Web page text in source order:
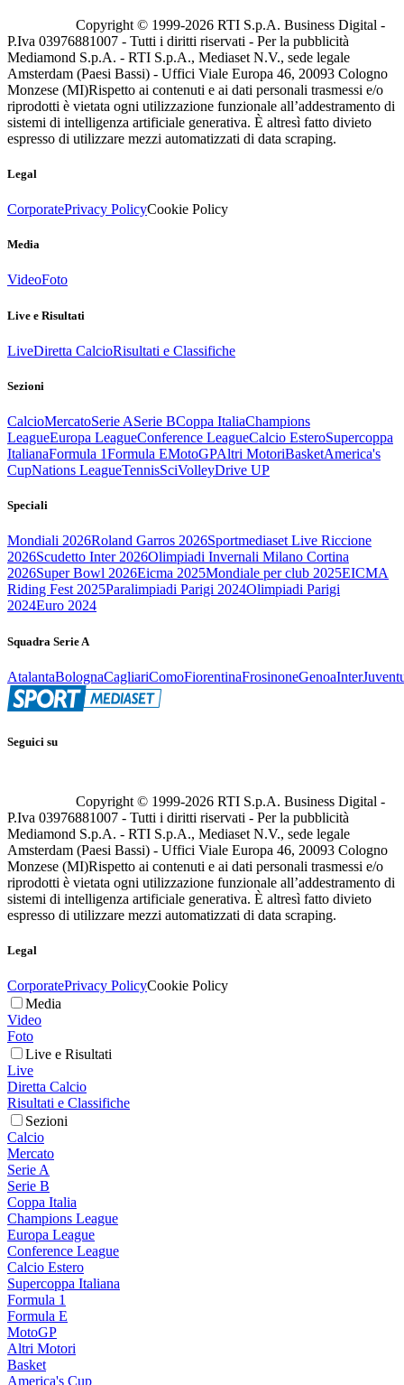
Copyright © 1999-2026 RTI S.p.A. Business Digital -
P.Iva 03976881007 - Tutti i diritti riservati - Per la pubblicità
Mediamond S.p.A. - RTI S.p.A., Mediaset N.V., sede legale
Amsterdam (Paesi Bassi) - Uffici Viale Europa 46, 20093 Cologno
Monzese (MI)Rispetto ai contenuti e ai dati personali trasmessi e/o
riprodotti è vietata ogni utilizzazione funzionale all’addestramento di
sistemi di intelligenza artificiale generativa. È altresì fatto divieto
espresso di utilizzare mezzi automatizzati di data scraping.
Legal
CorporatePrivacy PolicyCookie Policy
Media
VideoFoto
Live e Risultati
LiveDiretta CalcioRisultati e Classifiche
Sezioni
CalcioMercatoSerie ASerie BCoppa ItaliaChampions
LeagueEuropa LeagueConference LeagueCalcio EsteroSupercoppa
ItalianaFormula 1Formula EMotoGPAltri MotoriBasketAmerica's
CupNations LeagueTennisSciVolleyDrive UP
Speciali
Mondiali 2026Roland Garros 2026Sportmediaset Live Riccione
2026Scudetto Inter 2026Olimpiadi Invernali Milano Cortina
2026Super Bowl 2026Eicma 2025Mondiale per club 2025EICMA
Riding Fest 2025Paralimpiadi Parigi 2024Olimpiadi Parigi
2024Euro 2024
Squadra Serie A
AtalantaBolognaCagliariComoFiorentinaFrosinoneGenoaInter
Seguici su
Copyright © 1999-2026 RTI S.p.A. Business Digital -
P.Iva 03976881007 - Tutti i diritti riservati - Per la pubblicità
Mediamond S.p.A. - RTI S.p.A., Mediaset N.V., sede legale
Amsterdam (Paesi Bassi) - Uffici Viale Europa 46, 20093 Cologno
Monzese (MI)Rispetto ai contenuti e ai dati personali trasmessi e/o
riprodotti è vietata ogni utilizzazione funzionale all’addestramento di
sistemi di intelligenza artificiale generativa. È altresì fatto divieto
espresso di utilizzare mezzi automatizzati di data scraping.
Legal
CorporatePrivacy PolicyCookie Policy
Media
Video
Foto
Live e Risultati
Live
Diretta Calcio
Risultati e Classifiche
Sezioni
Calcio
Mercato
Serie A
Serie B
Coppa Italia
Champions League
Europa League
Conference League
Calcio Estero
Supercoppa Italiana
Formula 1
Formula E
MotoGP
Altri Motori
Basket
America's Cup